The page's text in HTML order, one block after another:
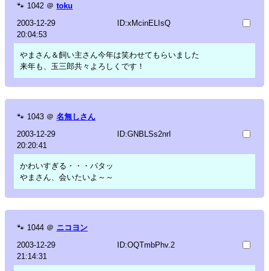
🐾 1042 ＠ toku
2003-12-29
20:04:53
ID:xMcinELIsQ
やまさん＆飼い主さん今年は笑わせてもらいました
来年も、玉三郎共々よろしくです！
🐾 1043 ＠ 名無しさん
2003-12-29
20:20:41
ID:GNBLSs2nrI
かわいすぎる・・・バタッ
やまさん、会いたいよ～～
🐾 1044 ＠ ニコヨン
2003-12-29
21:14:31
ID:OQTmbPhv.2